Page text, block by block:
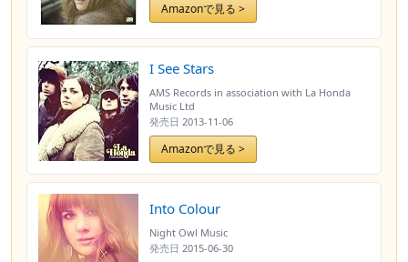
Amazonで見る >
I See Stars
AMS Records in association with La Honda
Music Ltd
発売日 2013-11-06
Amazonで見る >
Into Colour
Night Owl Music
発売日 2015-06-30